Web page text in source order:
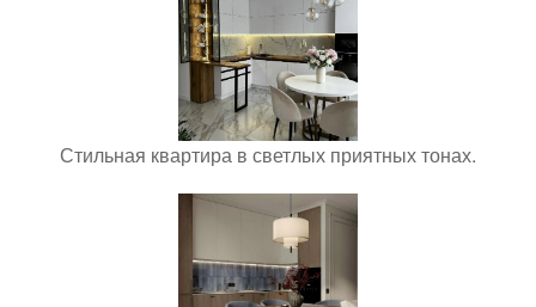
Стильная квартира в светлых приятных тонах.